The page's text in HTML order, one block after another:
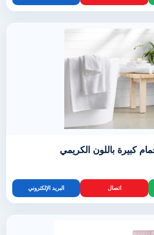
كبيرة باللون الكريمي
اتصال البريد الإلكتروني